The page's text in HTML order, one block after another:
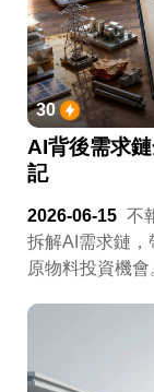
30
AI背後需求
記
2026-06-15 不
拆解AI需求鏈
原物料投資機會